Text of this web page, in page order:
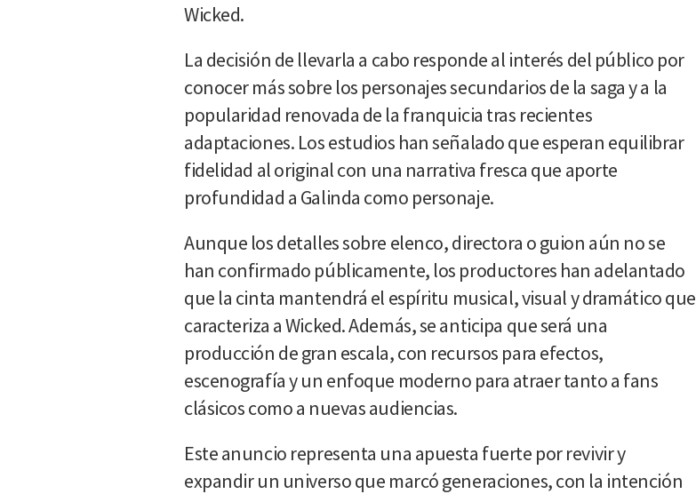
Wicked.
La decisión de llevarla a cabo responde al interés del público por
conocer más sobre los personajes secundarios de la saga y a la
popularidad renovada de la franquicia tras recientes
adaptaciones. Los estudios han señalado que esperan equilibrar
fidelidad al original con una narrativa fresca que aporte
profundidad a Galinda como personaje.
Aunque los detalles sobre elenco, directora o guion aún no se
han confirmado públicamente, los productores han adelantado
que la cinta mantendrá el espíritu musical, visual y dramático que
caracteriza a Wicked. Además, se anticipa que será una
producción de gran escala, con recursos para efectos,
escenografía y un enfoque moderno para atraer tanto a fans
clásicos como a nuevas audiencias.
Este anuncio representa una apuesta fuerte por revivir y
expandir un universo que marcó generaciones, con la intención